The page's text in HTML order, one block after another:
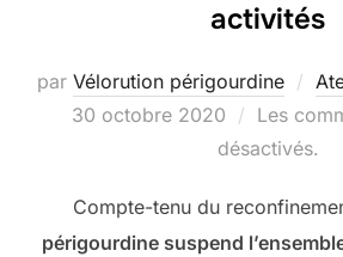
activités
par Vélorution périgourdine
Publié
30 octobre 2020
Les
désactivés.
Compte-tenu du
périgourdine suspend